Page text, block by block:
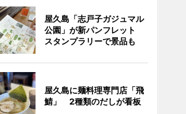
屋久島「志戸子ガジュマル
公園」が新パンフレット
スタンプラリーで景品も
屋久島に麺料理専門店「飛
鯖」 2種類のだしが看板